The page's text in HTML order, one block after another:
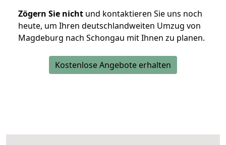
Zögern Sie nicht und kontaktieren Sie uns noch
heute, um Ihren deutschlandweiten Umzug von
Magdeburg nach Schongau mit Ihnen zu planen.
Kostenlose Angebote erhalten